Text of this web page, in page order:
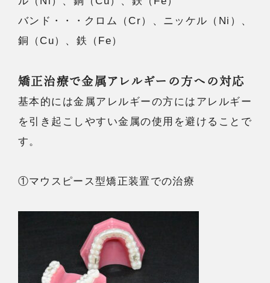
バンド・・・クロム（Cr）、ニッケル（Ni）、
銅（Cu）、鉄（Fe）
矯正治療で金属アレルギーの方への対応
基本的には金属アレルギーの方にはアレルギー
を引き起こしやすい金属の使用を避けることで
す。
①マウスピース型矯正装置での治療